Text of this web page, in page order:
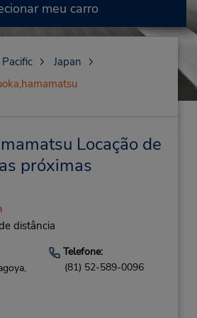
meu carro
Japan
Locação de
próximas
distância
Telefone:
(81) 52-589-0096